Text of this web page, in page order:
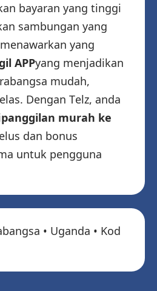
bayaran yang tinggi
sambungan yang
yang
APPyang menjadikan
mudah,
Dengan Telz, anda
panggilan murah ke
dan bonus
untuk pengguna
• Uganda • Kod